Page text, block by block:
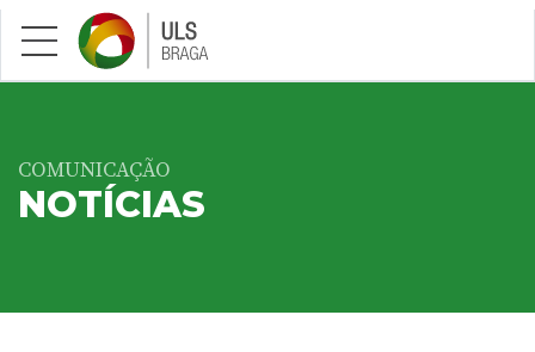
Saltar para conteúdo principal
COMUNICAÇÃO
NOTÍCIAS